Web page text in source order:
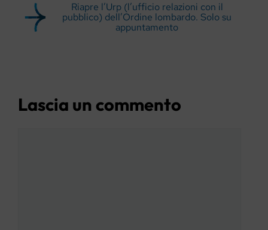
Riapre l’Urp (l’ufficio relazioni con il
pubblico) dell’Ordine lombardo. Solo su
appuntamento
Lascia un commento